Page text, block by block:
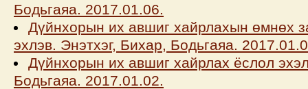
Бодьгаяа. 2017.01.06.
Дүйнхорын их авшиг хайрлахын өмнөх
эхлэв. Энэтхэг, Бихар, Бодьгаяа.
Дүйнхорын их авшиг хайрлах ёслол
Бодьгаяа. 2017.01.02.